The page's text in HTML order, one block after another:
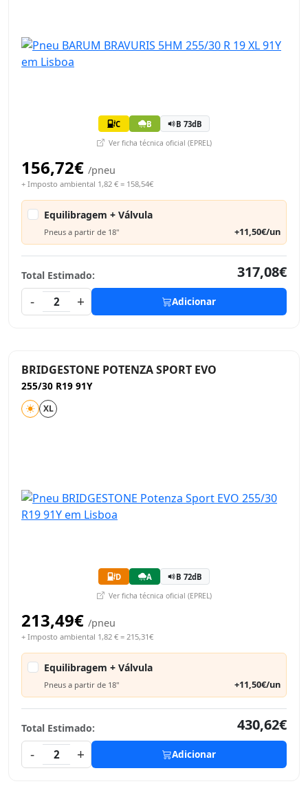
C B B 73dB
Ver ficha técnica oficial (EPREL)
156,72€ /pneu
+ Imposto ambiental 1,82 € = 158,54€
Equilibragem + Válvula
Pneus a partir de 18" +11,50€/un
Total Estimado:
317,08€
-
2 + Adicionar
BRIDGESTONE POTENZA SPORT EVO
255/30 R19 91Y
XL
D A B 72dB
Ver ficha técnica oficial (EPREL)
213,49€ /pneu
+ Imposto ambiental 1,82 € = 215,31€
Equilibragem + Válvula
Pneus a partir de 18" +11,50€/un
Total Estimado:
430,62€
-
2 + Adicionar